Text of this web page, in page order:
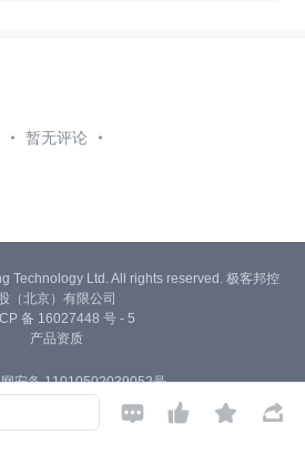
暂无评论
   
Technology Ltd. All rights reserved. 极客邦控
（北京）有限公司
备 16027448 号 - 5
产品资质
安备 11010502039052号